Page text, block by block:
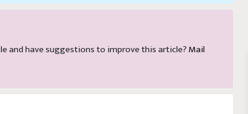
and have suggestions to improve this article?Mail